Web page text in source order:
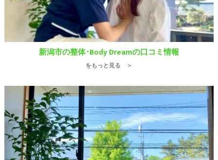
新潟市の整体･Body Dreamの口コミ情報
をもっと見る ＞